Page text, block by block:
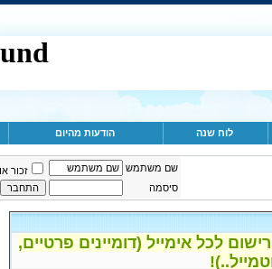
לוח שנה הודעות מהיום
שם משתמש
זכור
סיסמה
לכל אימייל (דומיינים פרטיים,